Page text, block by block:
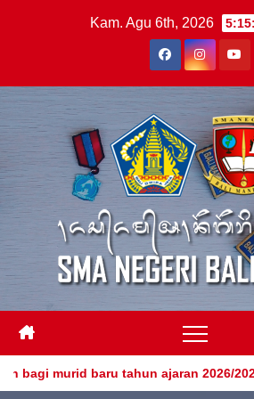
Kam. Agu 6th, 2026
ajaran 2026/2027 Global